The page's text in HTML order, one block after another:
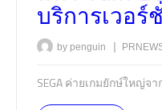
บริการเวอร์
by penguin |
SEGA ค่ายเกมยักษ์ใหญ่จ